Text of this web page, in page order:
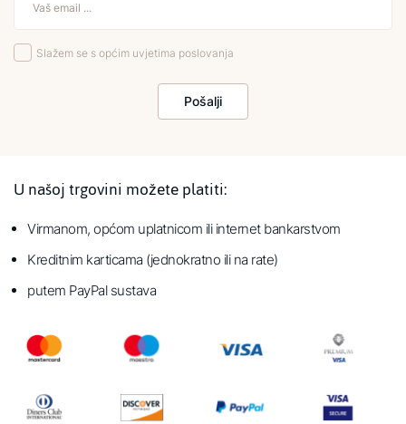
Slažem se s općim uvjetima poslovanja
Pošalji
U našoj trgovini možete platiti:
Virmanom, općom uplatnicom ili internet bankarstvom
Kreditnim karticama (jednokratno ili na rate)
putem PayPal sustava